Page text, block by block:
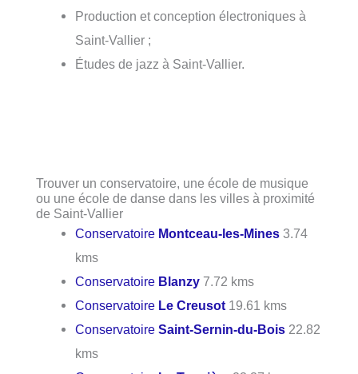
Production et conception électroniques à
Saint-Vallier ;
Études de jazz à Saint-Vallier.
Trouver un conservatoire, une école de musique
ou une école de danse dans les villes à proximité
de Saint-Vallier
Conservatoire Montceau-les-Mines 3.74
kms
Conservatoire Blanzy 7.72 kms
Conservatoire Le Creusot 19.61 kms
ConservatoireSaint-Sernin-du-Bois 22.82
kms